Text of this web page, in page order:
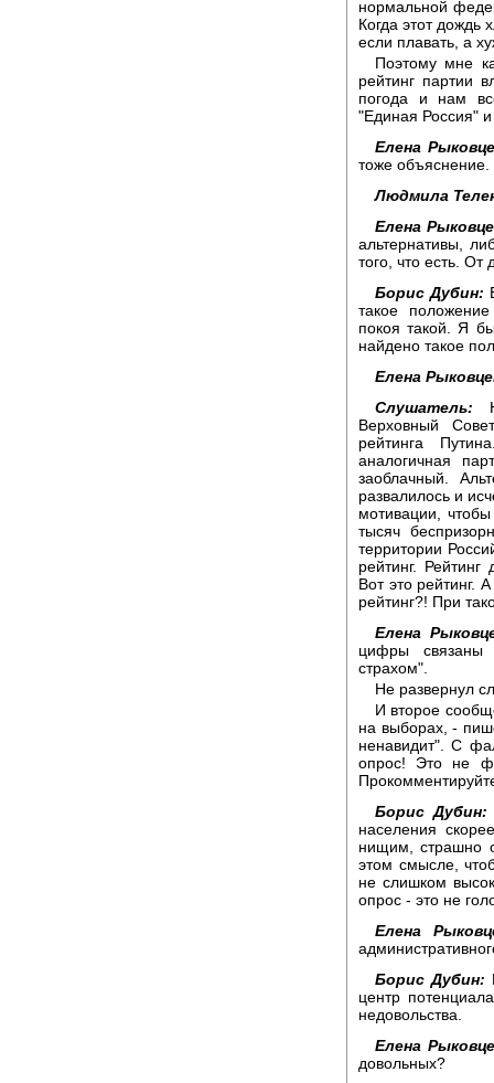
нормальной
Когда этот дождь
если плавать, а
Поэтому мне
рейтинг партии
погода и нам
"Единая Россия"
Елена
тоже объяснение.
Людмила
Елена
альтернативы,
того, что есть. От
Борис Дубин:
такое
покоя такой. Я
найдено такое
Елена
Слушатель:
Верховный
рейтинга
аналогичная
заоблачный.
развалилось и
мотивации,
тысяч
территории
рейтинг.
Вот это рейтинг.
рейтинг?! При
Елена
цифры связаны
страхом".
Не развернул
И второе
на выборах, -
ненавидит". С
опрос! Это не
Борис Дубин:
населения
нищим, страшно
этом смысле,
не слишком
опрос - это не
Елена
Борис Дубин:
центр
недовольства.
Елена
довольных?